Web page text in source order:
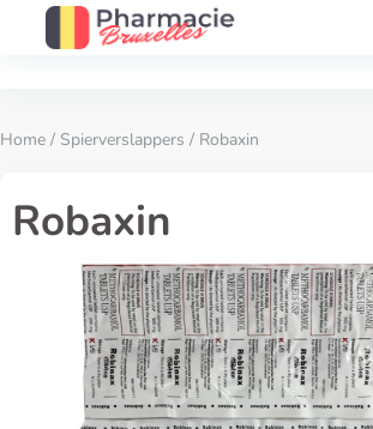
Home / Spierverslappers / Robaxin
Robaxin